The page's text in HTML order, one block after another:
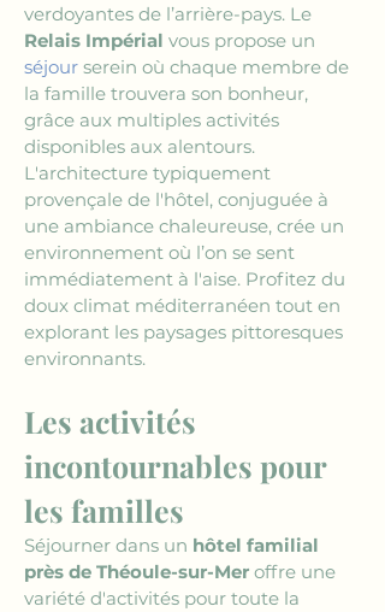
verdoyantes de l’arrière-pays. Le
Relais Impérial vous propose un
séjour serein où chaque membre de
la famille trouvera son bonheur,
grâce aux multiples activités
disponibles aux alentours.
L'architecture typiquement
provençale de l'hôtel, conjuguée à
une ambiance chaleureuse, crée un
environnement où l’on se sent
immédiatement à l'aise. Profitez du
doux climat méditerranéen tout en
explorant les paysages pittoresques
environnants.
Les activités
incontournables pour
les familles
Séjourner dans un hôtel familial
près de Théoule-sur-Mer offre une
variété d'activités pour toute la